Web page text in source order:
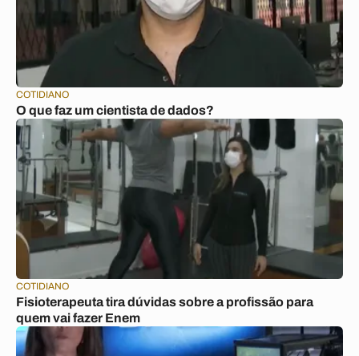
COTIDIANO
O que faz um cientista de dados?
COTIDIANO
Fisioterapeuta tira dúvidas sobre a profissão para
quem vai fazer Enem